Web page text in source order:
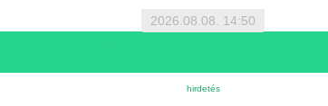
2026.08.08. 14:50